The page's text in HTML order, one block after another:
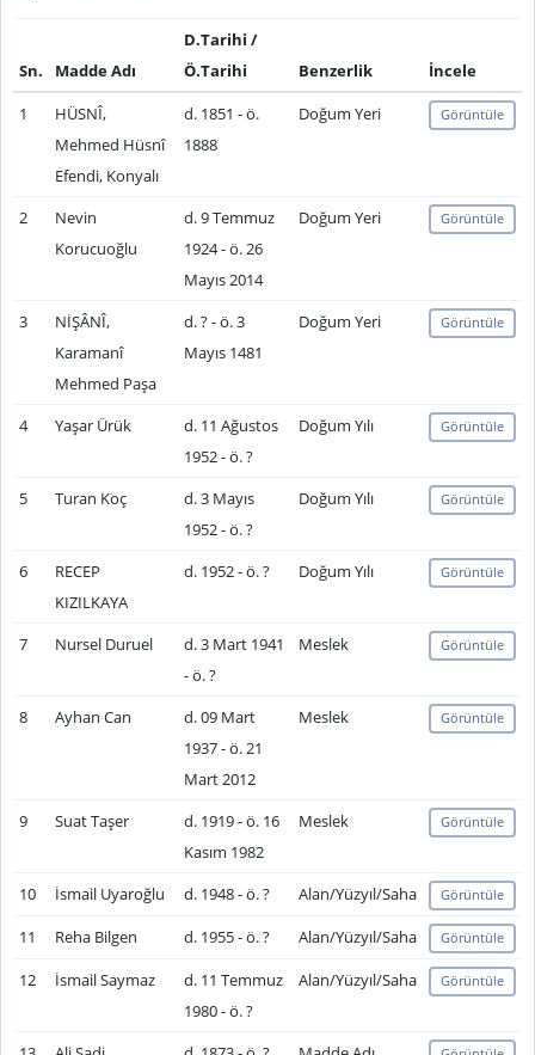
Sn. Madde Adı
D.Tarihi /
Ö.Tarihi
Benzerlik
İncele
1
HÜSNÎ,
Mehmed Hüsnî
Efendi, Konyalı
d. 1851 - ö.
1888
Doğum Yeri Görüntüle
2
Nevin
Korucuoğlu
d. 9 Temmuz
1924 - ö. 26
Mayıs 2014
Doğum Yeri Görüntüle
3
NİŞÂNÎ,
Karamanî
Mehmed Paşa
d. ? - ö. 3
Mayıs 1481
Doğum Yeri Görüntüle
4 Yaşar Ürük
d. 11 Ağustos
1952 - ö. ?
Doğum Yılı Görüntüle
5 Turan Koç
d. 3 Mayıs
1952 - ö. ?
Doğum Yılı Görüntüle
6
RECEP
KIZILKAYA
d. 1952 - ö. ? Doğum Yılı Görüntüle
7 Nursel Duruel
d. 3 Mart 1941
- ö. ?
Meslek Görüntüle
8 Ayhan Can
d. 09 Mart
1937 - ö. 21
Mart 2012
Meslek Görüntüle
9 Suat Taşer
d. 1919 - ö. 16
Kasım 1982
Meslek Görüntüle
10 İsmail Uyaroğlu d. 1948 - ö. ? Alan/Yüzyıl/Saha Görüntüle
11 Reha Bilgen d. 1955 - ö. ? Alan/Yüzyıl/Saha Görüntüle
12 İsmail Saymaz
d. 11 Temmuz
1980 - ö. ?
Alan/Yüzyıl/Saha Görüntüle